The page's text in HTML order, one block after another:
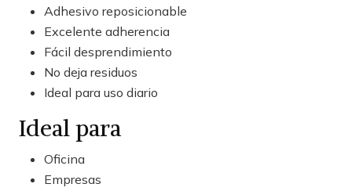
Adhesivo reposicionable
Excelente adherencia
Fácil desprendimiento
No deja residuos
Ideal para uso diario
Ideal para
Oficina
Empresas